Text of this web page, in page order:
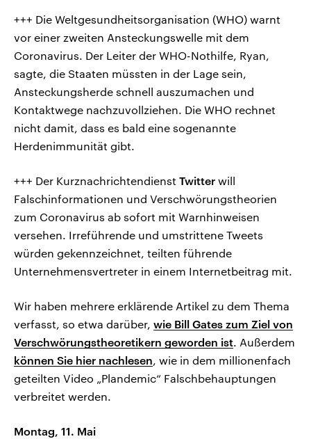
+++ Die Weltgesundheitsorganisation (WHO) warnt
vor einer zweiten Ansteckungswelle mit dem
Coronavirus. Der Leiter der WHO-Nothilfe, Ryan,
sagte, die Staaten müssten in der Lage sein,
Ansteckungsherde schnell auszumachen und
Kontaktwege nachzuvollziehen. Die WHO rechnet
nicht damit, dass es bald eine sogenannte
Herdenimmunität gibt.
+++ Der Kurznachrichtendienst Twitter will
Falschinformationen und Verschwörungstheorien
zum Coronavirus ab sofort mit Warnhinweisen
versehen. Irreführende und umstrittene Tweets
würden gekennzeichnet, teilten führende
Unternehmensvertreter in einem Internetbeitrag mit.
Wir haben mehrere erklärende Artikel zu dem Thema
verfasst, so etwa darüber, wie Bill Gates zum Ziel von
Verschwörungstheoretikern geworden ist. Außerdem
können Sie hier nachlesen, wie in dem millionenfach
geteilten Video „Plandemic“ Falschbehauptungen
verbreitet werden.
Montag, 11. Mai